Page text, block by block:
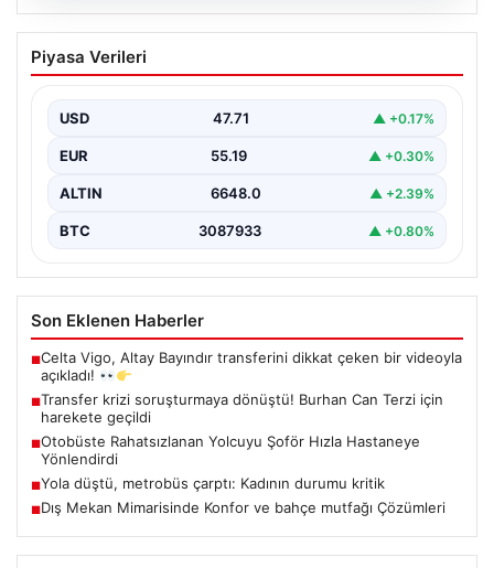
06.08.2026
Transfer krizi soruşturmaya dönüştü!
Burhan Can Terzi için harekete geçildi
Piyasa Verileri
USD 47.71 ▲ +0.17%
EUR 55.19 ▲ +0.30%
ALTIN 6648.0 ▲ +2.39%
BTC 3087933 ▲ +0.80%
Son Eklenen Haberler
■Celta Vigo, Altay Bayındır transferini dikkat çeken bir videoyla
açıkladı!
■Transfer krizi soruşturmaya dönüştü! Burhan Can Terzi için
harekete geçildi
■Otobüste Rahatsızlanan Yolcuyu Şoför Hızla Hastaneye
Yönlendirdi
■Yola düştü, metrobüs çarptı: Kadının durumu kritik
■Dış Mekan Mimarisinde Konfor ve bahçe mutfağı Çözümleri